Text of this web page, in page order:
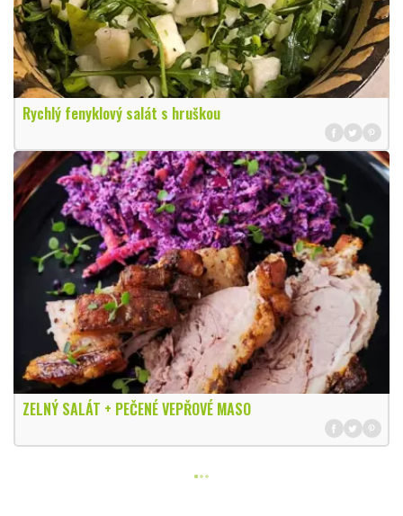
Rychlý fenyklový salát s hruškou
ZELNÝ SALÁT + PEČENÉ VEPŘOVÉ MASO